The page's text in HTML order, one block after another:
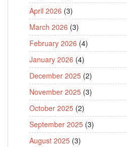
April 2026 (3)
March 2026 (3)
February 2026 (4)
January 2026 (4)
December 2025 (2)
November 2025 (3)
October 2025 (2)
September 2025 (3)
August 2025 (3)